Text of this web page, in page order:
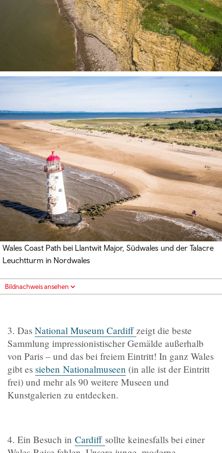
Wales Coast Path bei Llantwit Major, Südwales und der Talacre
Leuchtturm in Nordwales
Bildnachweis ansehen
3. Das National Museum Cardiffzeigt die beste
Sammlung impressionistischer Gemälde außerhalb
von Paris – und das bei freiem Eintritt! In ganz Wales
gibt es sieben Nationalmuseen (in alle ist der Eintritt
frei) und mehr als 90 weitere Museen und
Kunstgalerien zu entdecken.
4. Ein Besuch in Cardiff sollte keinesfalls bei einer